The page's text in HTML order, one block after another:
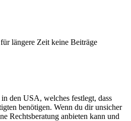
längere Zeit keine Beiträge
den USA, welches festlegt, dass
benötigen. Wenn du dir unsicher
Rechtsberatung anbieten kann und